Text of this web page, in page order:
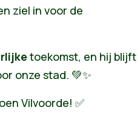
ziel in voor de
toekomst, en hij blijft
onze stad. 💚✨
Vilvoorde! ✅